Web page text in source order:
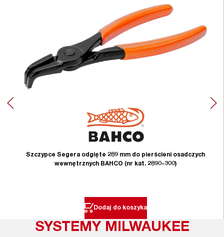
Szczypce Segera odgięte 289 mm do pierścieni osadczych
wewnętrznych BAHCO (nr kat. 2890-300)
Dodaj do koszyka
SYSTEMY MILWAUKEE